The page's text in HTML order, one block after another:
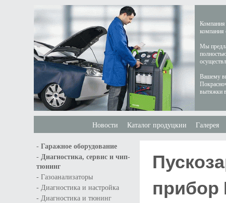
Компания
компания
Мы
Вашему
вытяжки
Новости Каталог продуцкии Галерея
- Гаражное оборудование
- Диагностика, сервис и чип-
тюнинг
- Газоанализаторы
- Диагностика и настройка
- Диагностика и тюнинг
прибор